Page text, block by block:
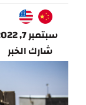
سبتمبر 7, 2022
شارك الخبر